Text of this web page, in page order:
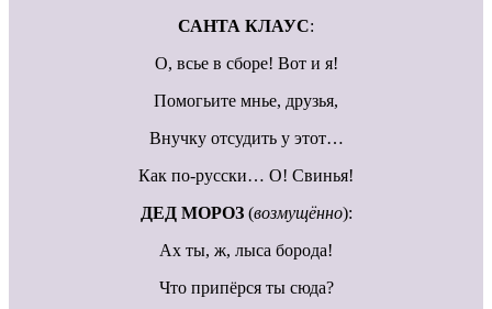
САНТА КЛАУС:
О, всье в сборе! Вот и я!
Помогьите мнье, друзья,
Внучку отсудить у этот…
Как по-русски… О! Свинья!
ДЕД МОРОЗ(возмущённо):
Ах ты, ж, лыса борода!
Что припёрся ты сюда?